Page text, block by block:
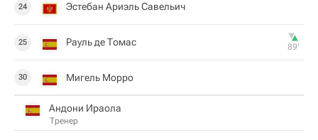
24 Эстебан Ариэль Савельич
25 Рауль де Томас 89‎’‎
30 Мигель Морро
Андони Ираола
Тренер